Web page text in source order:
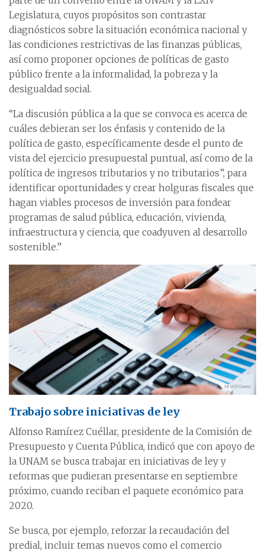
Legislatura, cuyos propósitos son contrastar
diagnósticos sobre la situación económica nacional y
las condiciones restrictivas de las finanzas públicas,
así como proponer opciones de políticas de gasto
público frente a la informalidad, la pobreza y la
desigualdad social.
“La discusión pública a la que se convoca es acerca de
cuáles debieran ser los énfasis y contenido de la
política de gasto, específicamente desde el punto de
vista del ejercicio presupuestal puntual, así como de la
política de ingresos tributarios y no tributarios”, para
identificar oportunidades y crear holguras fiscales que
hagan viables procesos de inversión para fondear
programas de salud pública, educación, vivienda,
infraestructura y ciencia, que coadyuven al desarrollo
sostenible.”
Trabajo sobre iniciativas de ley
Alfonso Ramírez Cuéllar, presidente de la Comisión de
Presupuesto y Cuenta Pública, indicó que con apoyo de
la UNAM se busca trabajar en iniciativas de ley y
reformas que pudieran presentarse en septiembre
próximo, cuando reciban el paquete económico para
2020.
Se busca, por ejemplo, reforzar la recaudación del
predial, incluir temas nuevos como el comercio